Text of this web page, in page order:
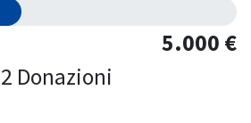
5.000 €
Donazioni